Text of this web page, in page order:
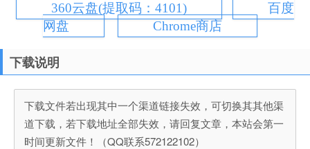
360云盘(提取码：4101)
百度
网盘
Chrome商店
下载说明
下载文件若出现其中一个渠道链接失效，可切换其其他渠
道下载，若下载地址全部失效，请回复文章，本站会第一
时间更新文件！（QQ联系572122102）